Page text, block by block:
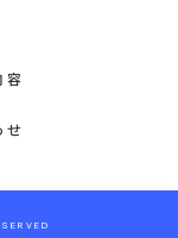
容
せ